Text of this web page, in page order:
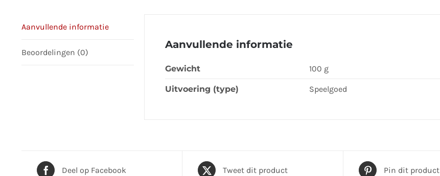
Aanvullende informatie
Beoordelingen (0)
Aanvullende informatie
Gewicht 100 g
Uitvoering (type) Speelgoed
Deel op Facebook Tweet dit product Pin dit product